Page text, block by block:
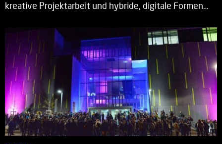
kreative Projektarbeit und hybride, digitale Formen…